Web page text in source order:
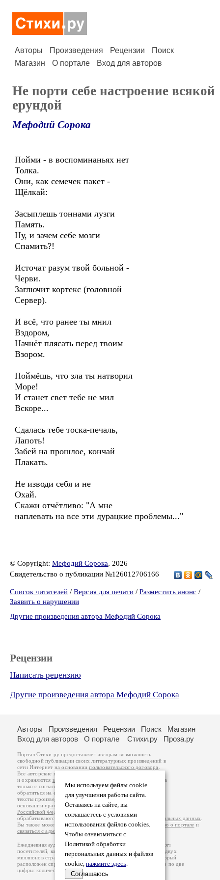
Авторы Произведения Рецензии
Поиск
Магазин
О портале Вход для авторов
Не порти себе настроение всякой
ерундой
Мефодий Сорока
Пойми - в воспоминаньях нет
Толка.
Они, как семечек пакет -
Щёлкай:
Засыплешь тоннами лузги
Память.
Ну, и зачем себе мозги
Спамить?!
Источат разум твой больной -
Черви.
Заглючит кортекс (головной
Сервер).
И всё, что ранее ты мнил
Вздором,
Начнёт плясать перед твоим
Взором.
Поймёшь, что зла ты натворил
Море!
И станет свет тебе не мил
Вскоре...
Сдалась тебе тоска-печаль,
Лапоть!
Забей на прошлое, кончай
Плакать.
Не изводи себя и не
Охай.
Скажи отчётливо: "А мне
наплевать на все эти дурацкие проблемы..."
© Copyright: Мефодий Сорока, 2026
Свидетельство о публикации №126012706166
Список читателей / Версия для печати / Разместить анонс /
Заявить о нарушении
Другие произведения автора Мефодий Сорока
Рецензии
Написать рецензию
Другие произведения автора Мефодий Сорока
Мы используем файлы cookie
для улучшения работы сайта.
Оставаясь на сайте, вы
соглашаетесь с условиями
использования файлов cookies.
Чтобы ознакомиться с
Политикой обработки
персональных данных и файлов
cookie, нажмите здесь.
Соглашаюсь
Авторы Произведения Рецензии Поиск
Магазин
Вход для авторов
О портале Стихи.ру Проза.ру
Портал Стихи.ру предоставляет авторам возможность
свободной публикации своих литературных произведений в
сети Интернет на основаниипользовательского договора
Все авторские права на произведения принадлежат авторам
и охраняются законом
. Перепечатка произведений возможна
только с согласия его автора, к которому вы можете
обратиться на его авторской странице. Ответственность за
тексты произведений авторы несут самостоятельно на
основанииправил публикацииизаконодательства
Российской Федерации
обрабатываются на основанииПолитики обработки персональных данных
Вы также можете посмотреть более подробнуюинформацию о портале и
связаться с администрацией
Ежедневная аудитория портала Стихи.ру – порядка 200 тысяч
посетителей, которые в общей сумме просматривают более двух
миллионов страниц по данным счетчика посещаемости, который
расположен справа от этого текста. В каждой графе указано по две
цифры: количество просмотров и количество посетителей.